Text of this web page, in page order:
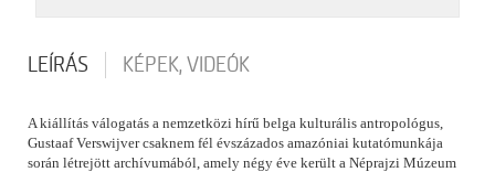
LEÍRÁS KÉPEK, VIDEÓK
A kiállítás válogatás a nemzetközi hírű belga kulturális antropológus,
Gustaaf Verswijver csaknem fél évszázados amazóniai kutatómunkája
során létrejött archívumából, amely négy éve került a Néprajzi Múzeum